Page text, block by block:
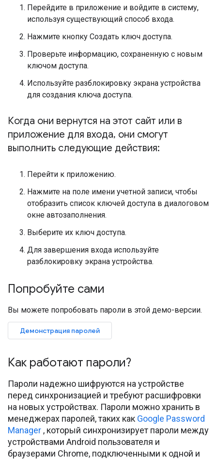
Перейдите в приложение и войдите в систему,
используя существующий способ входа.
Нажмите кнопку Создать ключ доступа.
Проверьте информацию, сохраненную с новым
ключом доступа.
Используйте разблокировку экрана устройства
для создания ключа доступа.
Когда они вернутся на этот сайт или в
приложение для входа, они смогут
выполнить следующие действия:
Перейти к приложению.
Нажмите на поле имени учетной записи, чтобы
отобразить список ключей доступа в диалоговом
окне автозаполнения.
Выберите их ключ доступа.
Для завершения входа используйте
разблокировку экрана устройства.
Попробуйте сами
Вы можете попробовать пароли в этой демо-версии.
Демонстрация паролей
Как работают пароли?
Пароли надежно шифруются на устройстве
перед синхронизацией и требуют расшифровки
на новых устройствах. Пароли можно хранить в
менеджерах паролей, таких как Google Password
Manager , который синхронизирует пароли между
устройствами Android пользователя и
браузерами Chrome, подключенными к одной и